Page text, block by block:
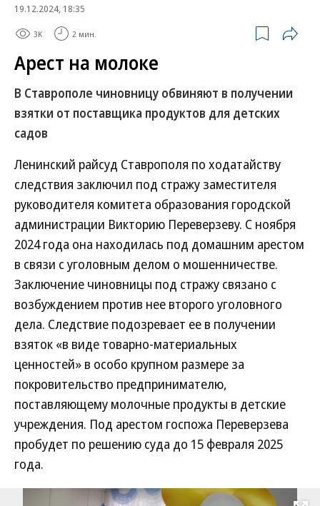
19.12.2024, 18:35
3K 2 мин.
Арест на молоке
В Ставрополе чиновницу обвиняют в получении
взятки от поставщика продуктов для детских
садов
Ленинский райсуд Ставрополя по ходатайству
следствия заключил под стражу заместителя
руководителя комитета образования городской
администрации Викторию Переверзеву. С ноября
2024 года она находилась под домашним арестом
в связи с уголовным делом о мошенничестве.
Заключение чиновницы под стражу связано с
возбуждением против нее второго уголовного
дела. Следствие подозревает ее в получении
взяток «в виде товарно-материальных
ценностей» в особо крупном размере за
покровительство предпринимателю,
поставляющему молочные продукты в детские
учреждения. Под арестом госпожа Переверзева
пробудет по решению суда до 15 февраля 2025
года.